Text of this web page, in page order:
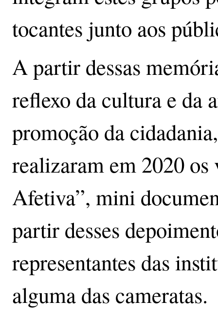
tocantes junto aos
A partir dessas
reflexo da cultura e da
promoção da
realizaram em 2020
Afetiva”, mini
partir desses
representantes das
alguma das cameratas.